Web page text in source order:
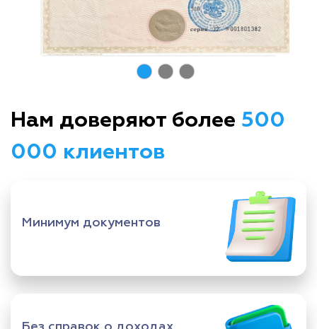
Нам доверяют более 500
000 клиентов
Минимум документов